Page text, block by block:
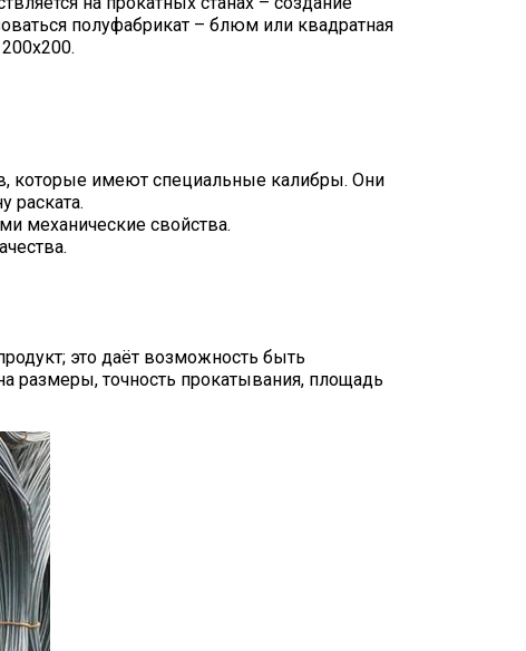
полуфабрикат – блюм или квадратная
которые имеют специальные калибры. Они
раската.
механические свойства.
это даёт возможность быть
размеры, точность прокатывания, площадь